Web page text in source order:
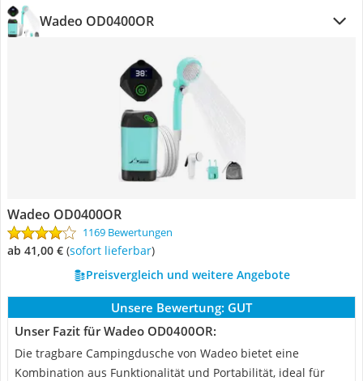
Wadeo OD0400OR
Wadeo OD0400OR
1169 Bewertungen
ab 41,00 € ( Sofort lieferbar)
Preisvergleich und weitere Angebote
Unsere Bewertung: GUT
Unser Fazit für Wadeo OD0400OR:
Die tragbare Campingdusche von Wadeo bietet eine
Kombination aus Funktionalität und Portabilität, ideal für